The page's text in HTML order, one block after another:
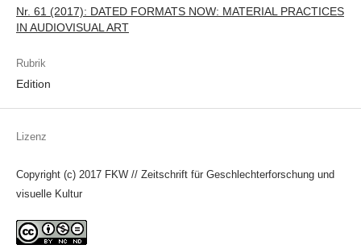
Nr. 61 (2017): DATED FORMATS NOW: MATERIAL PRACTICES
IN AUDIOVISUAL ART
Rubrik
Edition
Lizenz
Copyright (c) 2017 FKW // Zeitschrift für Geschlechterforschung und
visuelle Kultur